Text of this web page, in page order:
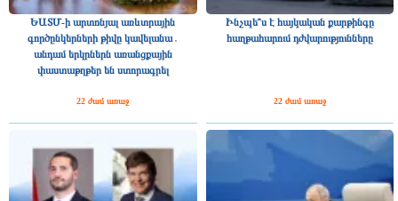
ԵԱՏՄ-ի արտոնյալ առևտրային
գործընկերների թիվը կավելանա․
անդամ երկրներն առանցքային
փաստաթղթեր են ստորագրել
22 ժամ առաջ
Ինչպե՞ս է հայկական քարթինգը
հաղթահարում դժվարությունները
22 ժամ առաջ